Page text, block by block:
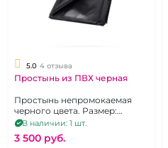
5.0 4 отзыва
Простынь из ПВХ черная
Простынь непромокаемая
черного цвета. Размер:
200x220 см.
В наличии: 1 шт.
3 500 pуб.